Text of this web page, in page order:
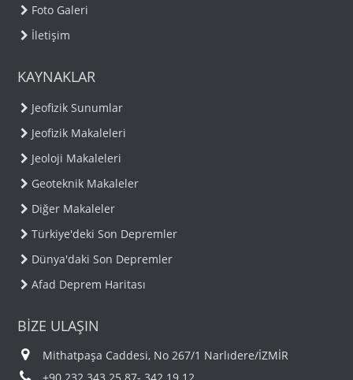
Foto Galeri
İletişim
KAYNAKLAR
Jeofizik Sunumlar
Jeofizik Makaleleri
Jeoloji Makaleleri
Geoteknik Makaleler
Diğer Makaleler
Türkiye'deki Son Depremler
Dünya'daki Son Depremler
Afad Deprem Haritası
BİZE ULAŞIN
Mithatpaşa Caddesi, No 267/1 Narlıdere/İZMİR